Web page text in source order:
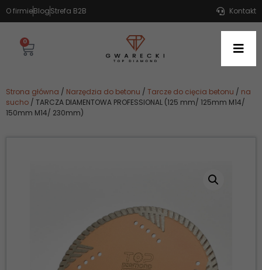
O firmieBlogStrefa B2B Kontakt
0
Strona główna / Narzędzia do betonu / Tarcze do cięcia betonu / na
sucho / TARCZA DIAMENTOWA PROFESSIONAL (125 mm/ 125mm M14/
150mm M14/ 230mm)